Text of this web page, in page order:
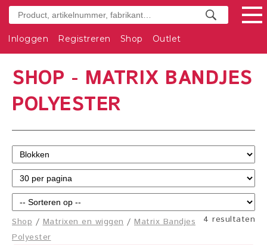
Inloggen Registreren Shop Outlet
SHOP - MATRIX BANDJES
POLYESTER
4 resultaten
Shop /Matrixen en wiggen/ Matrix Bandjes
Polyester